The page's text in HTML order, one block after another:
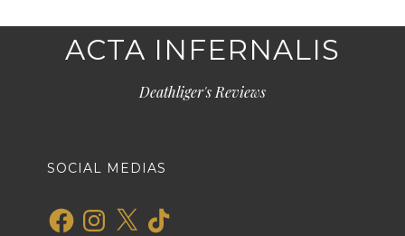
ACTA INFERNALIS
Deathliger's Reviews
SOCIAL MEDIAS
FacebookInstagram
X TikTok